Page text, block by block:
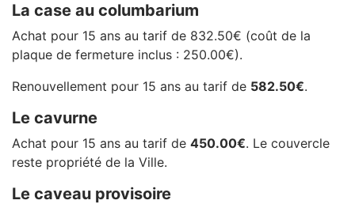
La case au columbarium
Achat pour 15 ans au tarif de 832.50€ (coût de la
plaque de fermeture inclus : 250.00€).
Renouvellement pour 15 ans au tarif de 582.50€.
Le cavurne
Achat pour 15 ans au tarif de 450.00€. Le couvercle
reste propriété de la Ville.
Le caveau provisoire